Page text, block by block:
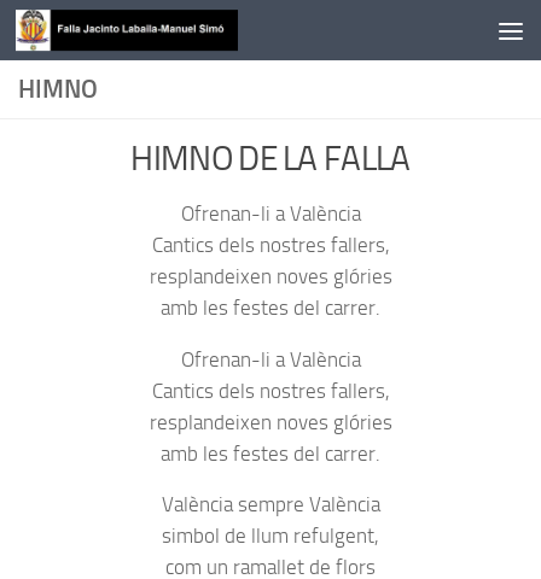
Saltar al contenido
HIMNO
HIMNO DE LA FALLA
Ofrenan-li a València
Cantics dels nostres fallers,
resplandeixen noves glóries
amb les festes del carrer.
Ofrenan-li a València
Cantics dels nostres fallers,
resplandeixen noves glóries
amb les festes del carrer.
València sempre València
simbol de llum refulgent,
com un ramallet de flors